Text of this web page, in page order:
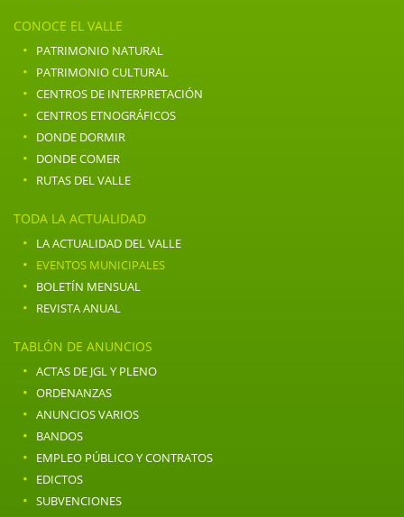
CONOCE EL VALLE
· PATRIMONIO NATURAL
· PATRIMONIO CULTURAL
· CENTROS DE INTERPRETACIÓN
· CENTROS ETNOGRÁFICOS
· DONDE DORMIR
· DONDE COMER
· RUTAS DEL VALLE
TODA LA ACTUALIDAD
· LA ACTUALIDAD DEL VALLE
· EVENTOS MUNICIPALES
· BOLETÍN MENSUAL
· REVISTA ANUAL
TABLÓN DE ANUNCIOS
· ACTAS DE JGL Y PLENO
· ORDENANZAS
· ANUNCIOS VARIOS
· BANDOS
· EMPLEO PÚBLICO Y CONTRATOS
· EDICTOS
· SUBVENCIONES